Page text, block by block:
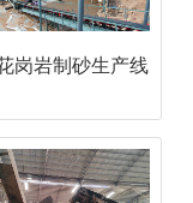
岗岩制砂生产线